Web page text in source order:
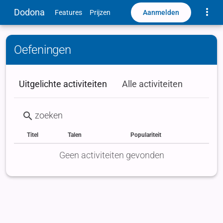
Dodona Features Prijzen Aanmelden
Oefeningen
Uitgelichte activiteiten Alle activiteiten
Status
Type
Titel
Talen
Labels
Populariteit
Geen activiteiten gevonden